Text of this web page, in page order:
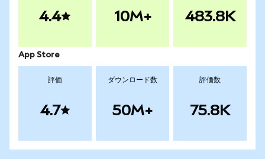
4.4 10M+ 483.8K
App Store
評価
4.7
ダウンロード数
50M+
評価数
75.8K